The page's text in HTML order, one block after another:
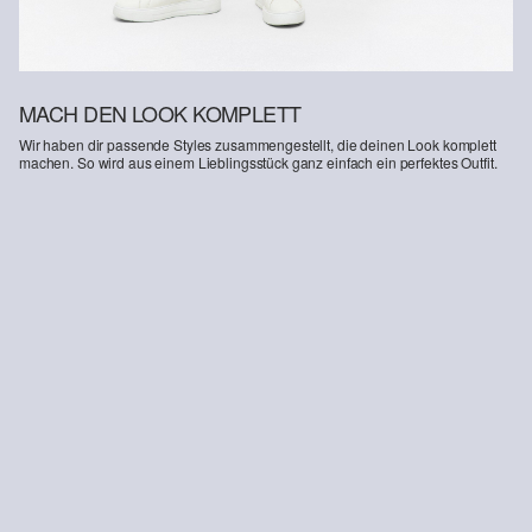
MACH DEN LOOK KOMPLETT
Wir haben dir passende Styles zusammengestellt, die deinen Look komplett
machen. So wird aus einem Lieblingsstück ganz einfach ein perfektes Outfit.